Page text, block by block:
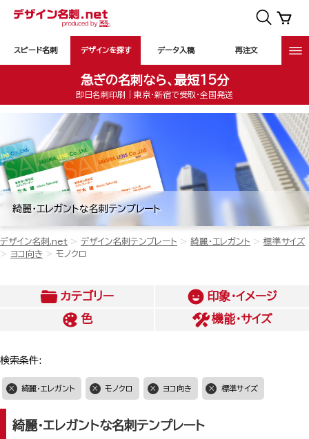
スピード名刺 デザインを探す データ入稿 再注文
急ぎの名刺なら、最短15分
即日名刺印刷｜東京・新宿で受取・全国発送
綺麗・エレガントな名刺テンプレート
デザイン名刺.net デザイン名刺テンプレート 綺麗・エレガント
標準サイズ
ヨコ向き
モノクロ
カテゴリー
印象・イメージ
色
機能・サイズ
検索条件:
綺麗・エレガント モノクロ ヨコ向き 標準サイズ
綺麗・エレガントな名刺テンプレート